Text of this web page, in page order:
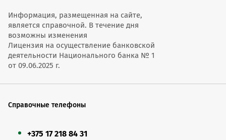
Информация, размещенная на сайте,
является справочной. В течение дня
возможны изменения
Лицензия на осуществление банковской
деятельности Национального банка № 1
от 09.06.2025 г.
Справочные телефоны
+375 17 218 84 31